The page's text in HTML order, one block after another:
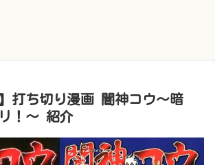
】打ち切り漫画 闇神コウ〜暗
！〜 紹介